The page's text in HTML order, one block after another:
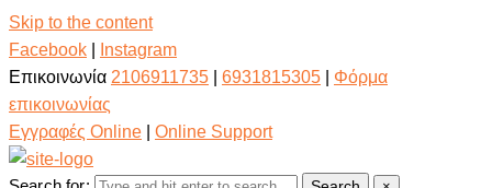
Skip to the content
Facebook
Instagram
Επικοινωνία 2106911735 6931815305
Φόρμα
επικοινωνίας
Εγγραφές Online
Online Support